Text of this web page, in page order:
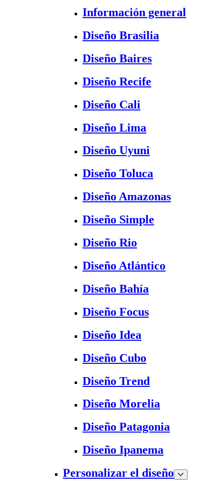
Información general
Diseño Brasilia
Diseño Baires
Diseño Recife
Diseño Cali
Diseño Lima
Diseño Uyuni
Diseño Toluca
Diseño Amazonas
Diseño Simple
Diseño Rio
Diseño Atlántico
Diseño Bahía
Diseño Focus
Diseño Idea
Diseño Cubo
Diseño Trend
Diseño Morelia
Diseño Patagonia
Diseño Ipanema
Personalizar el diseño